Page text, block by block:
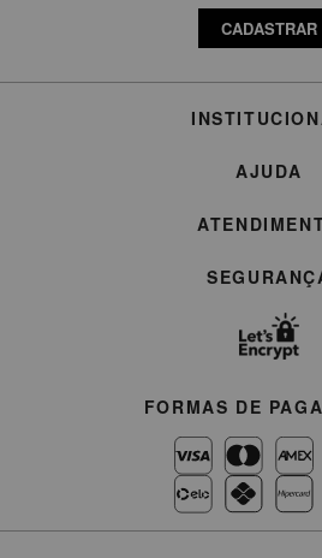
CADASTRAR
AJUDA
FORMAS DE